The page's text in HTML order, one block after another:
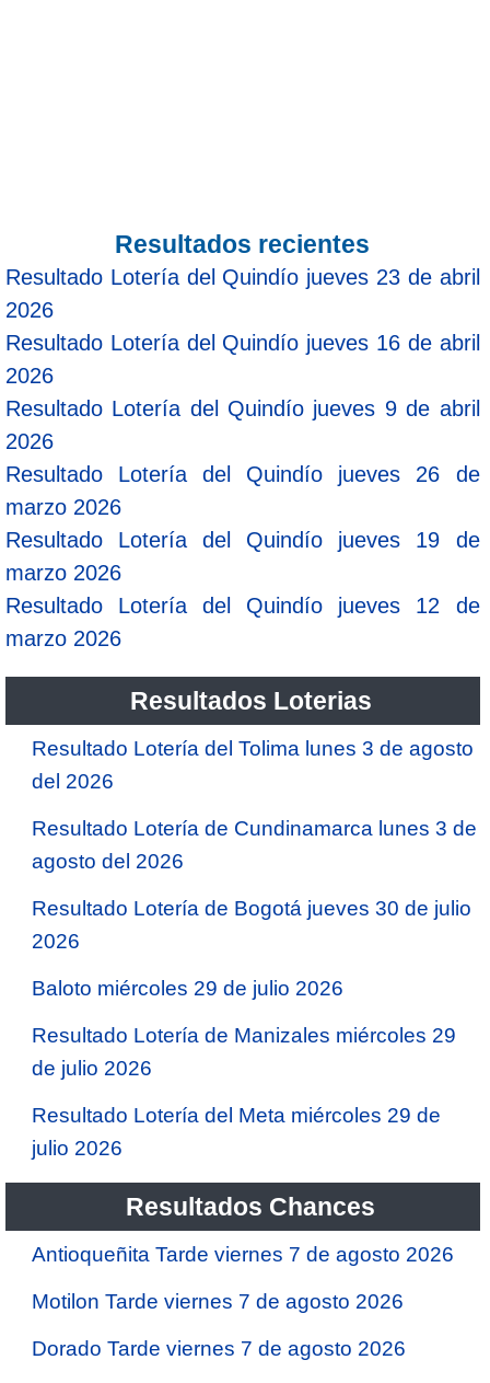
Resultados recientes
Resultado Lotería del Quindío jueves 23 de abril
2026
Resultado Lotería del Quindío jueves 16 de abril
2026
Resultado Lotería del Quindío jueves 9 de abril
2026
Resultado Lotería del Quindío jueves 26 de
marzo 2026
Resultado Lotería del Quindío jueves 19 de
marzo 2026
Resultado Lotería del Quindío jueves 12 de
marzo 2026
Resultados Loterias
Resultado Lotería del Tolima lunes 3 de agosto
del 2026
Resultado Lotería de Cundinamarca lunes 3 de
agosto del 2026
Resultado Lotería de Bogotá jueves 30 de julio
2026
Baloto miércoles 29 de julio 2026
Resultado Lotería de Manizales miércoles 29
de julio 2026
Resultado Lotería del Meta miércoles 29 de
julio 2026
Resultados Chances
Antioqueñita Tarde viernes 7 de agosto 2026
Motilon Tarde viernes 7 de agosto 2026
Dorado Tarde viernes 7 de agosto 2026